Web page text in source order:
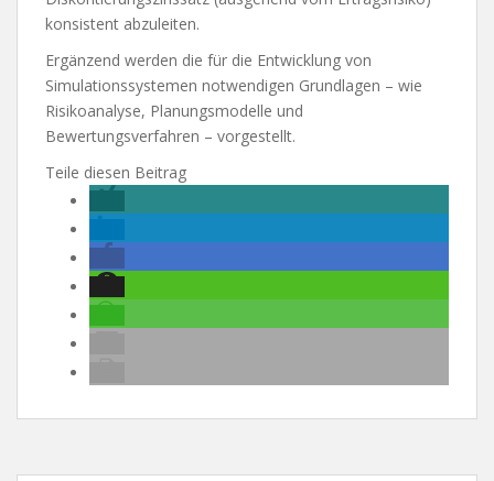
konsistent abzuleiten.
Ergänzend werden die für die Entwicklung von
Simulationssystemen notwendigen Grundlagen – wie
Risikoanalyse, Planungsmodelle und
Bewertungsverfahren – vorgestellt.
Teile diesen Beitrag